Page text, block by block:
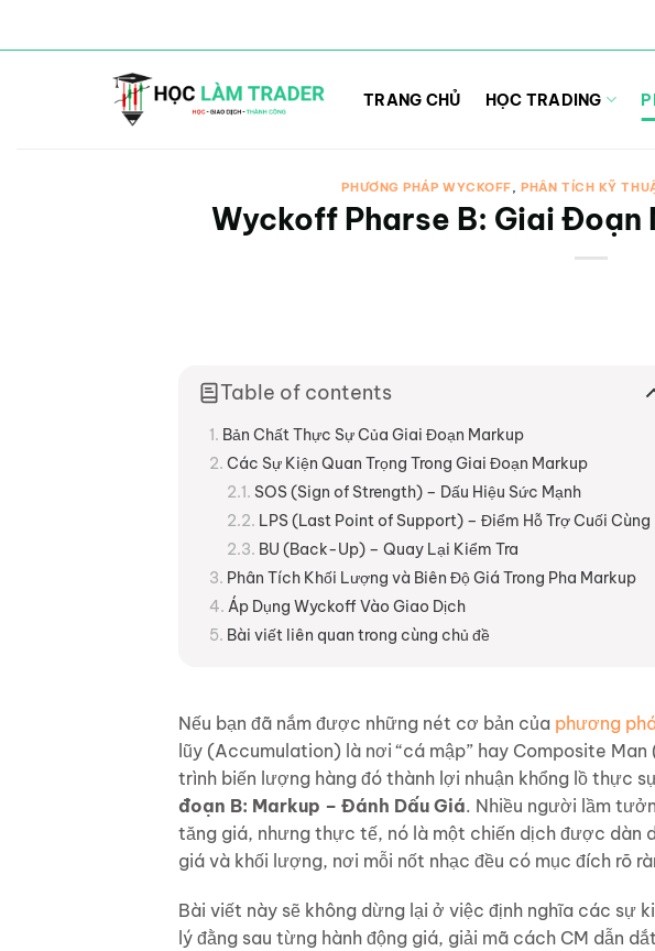
TRANG CHỦ HỌC TRADING
PHƯƠNG PHÁP WYCKOFF,PHÂN TÍCH KỸ
Wyckoff Pharse B: Giai Đoạn
Table of contents
Bản Chất Thực Sự Của Giai Đoạn Markup
Các Sự Kiện Quan Trọng Trong Giai Đoạn Markup
SOS (Sign of Strength) – Dấu Hiệu Sức Mạnh
LPS (Last Point of Support) – Điểm Hỗ Trợ Cuối Cùng
BU (Back-Up) – Quay Lại Kiểm Tra
Phân Tích Khối Lượng và Biên Độ Giá Trong Pha Markup
Áp Dụng Wyckoff Vào Giao Dịch
Bài viết liên quan trong cùng chủ đề
Nếu bạn đã nắm được những nét cơ bản của phương
lũy (Accumulation) là nơi “cá mập” hay Composite
trình biến lượng hàng đó thành lợi nhuận khổng lồ thực
đoạn B: Markup – Đánh Dấu Giá. Nhiều người lầm
tăng giá, nhưng thực tế, nó là một chiến dịch được dàn
giá và khối lượng, nơi mỗi nốt nhạc đều có mục đích rõ
Bài viết này sẽ không dừng lại ở việc định nghĩa các sự
lý đằng sau từng hành động giá, giải mã cách CM dẫn